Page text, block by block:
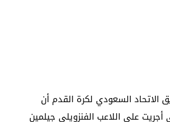
الاتحاد السعودي لكرة القدم أن
أجريت على اللاعب الفنزويلي جيلمين